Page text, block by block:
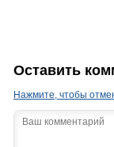
Оставить
Нажмите, чтобы